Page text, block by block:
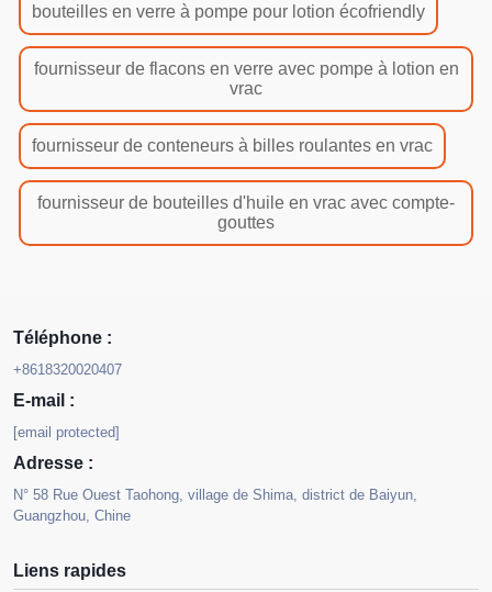
bouteilles en verre à pompe pour lotion écofriendly
fournisseur de flacons en verre avec pompe à lotion en
vrac
fournisseur de conteneurs à billes roulantes en vrac
fournisseur de bouteilles d'huile en vrac avec compte-
gouttes
Téléphone :
+8618320020407
E-mail :
[email protected]
Adresse :
N° 58 Rue Ouest Taohong, village de Shima, district de Baiyun,
Guangzhou, Chine
Liens rapides